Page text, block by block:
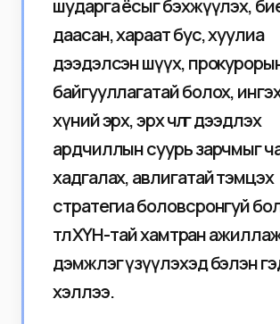
шударга ёсыг бэхжүүлэх,
даасан, хараат бус, хуулиа
дээдэлсэн шүүх,
байгууллагатай болох,
хүний эрх, эрх чөлөөг дээдлэх
ардчиллын суурь зарчмыг
хадгалах, авлигатай тэмцэх
стратегиа боловсронгуй
төлөө ХҮН-тай хамтран
дэмжлэг үзүүлэхэд бэлэн
хэллээ.